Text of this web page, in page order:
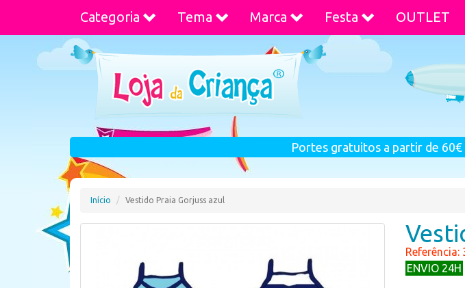
Categoria Tema Marca Festa OUTLET
Portes gratuitos a partir de
Início Vestido Praia Gorjuss azul
Referência:
ENVIO 24H